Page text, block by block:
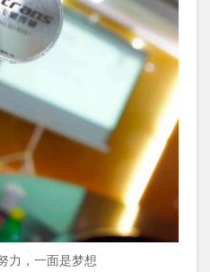
力，一面是梦想